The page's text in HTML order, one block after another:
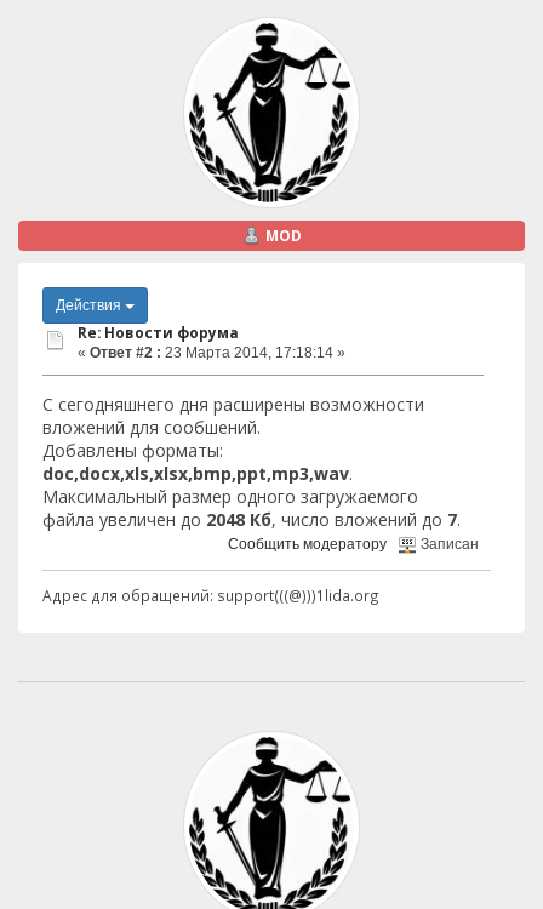
MOD
Действия
Re: Новости форума
« Ответ #2 : 23 Марта 2014, 17:18:14 »
С сегодняшнего дня расширены возможности
вложений для сообшений.
Добавлены форматы:
doc,docx,xls,xlsx,bmp,ppt,mp3,wav.
Максимальный размер одного загружаемого
файла увеличен до 2048 Кб, число вложений до 7.
Сообщить модератору Записан
Адрес для обращений: support(((@)))1lida.org